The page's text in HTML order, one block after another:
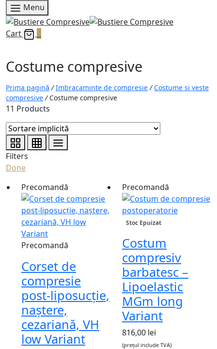
Menu
Cart
Costume compresive
Prima pagină / Imbracaminte de compresie / Costume si veste
compresive /Costume compresive
11 Products
Filters
Done
Precomandă
Precomandă
Corset de
compresie
post-liposucție,
naștere,
cezariană, VH
low Variant
Precomandă
Stoc Epuizat
Costum
compresiv
barbatesc –
Lipoelastic
MGm long
Variant
816,00 lei
(prețul include TVA)